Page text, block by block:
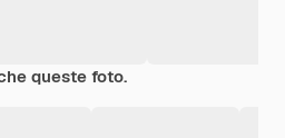
queste foto.